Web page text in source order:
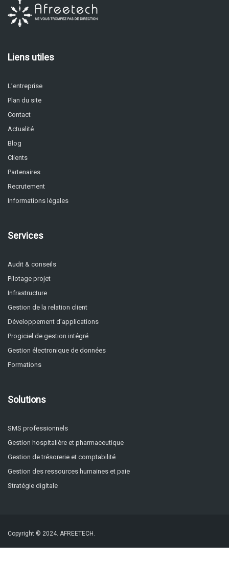
Liens utiles
L’entreprise
Plan du site
Contact
Actualité
Blog
Clients
Partenaires
Recrutement
Informations légales
Services
Audit & conseils
Pilotage projet
Infrastructure
Gestion de la relation client
Développement d’applications
Progiciel de gestion intégré
Gestion électronique de données
Formations
Solutions
SMS professionnels
Gestion hospitalière et pharmaceutique
Gestion de trésorerie et comptabilité
Gestion des ressources humaines et paie
Stratégie digitale
Copyright © 2024. AFREETECH.